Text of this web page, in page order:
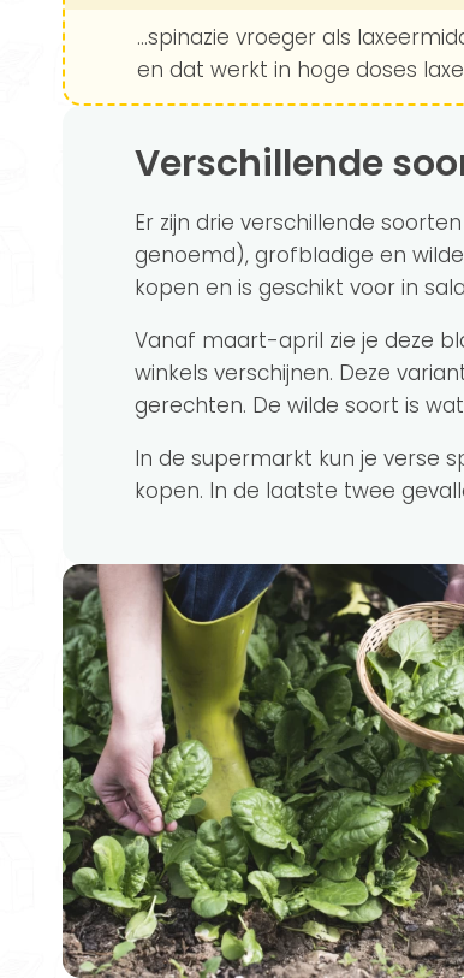
...spinazie vroeger als
en dat werkt in hoge doses
Verschillende
Er zijn drie verschillende
genoemd), grofbladige en
kopen en is geschikt voor in
Vanaf maart-april zie je deze
winkels verschijnen. Deze
gerechten. De wilde soort is
In de supermarkt kun je verse
kopen. In de laatste twee